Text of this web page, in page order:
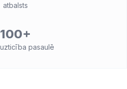
atbalsts
100+
pasaulē